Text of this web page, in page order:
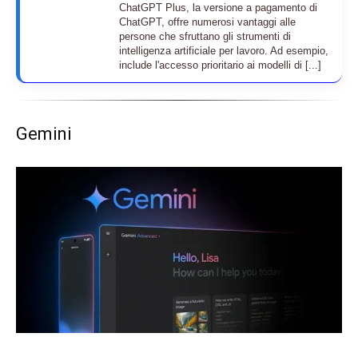
ChatGPT Plus, la versione a pagamento di
ChatGPT, offre numerosi vantaggi alle
persone che sfruttano gli strumenti di
intelligenza artificiale per lavoro. Ad esempio,
include l'accesso prioritario ai modelli di [...]
Gemini